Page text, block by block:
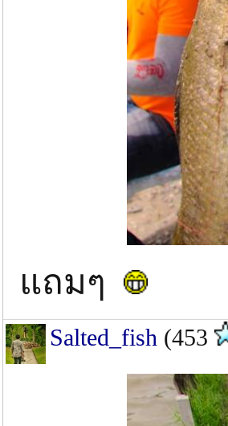
แถมๆ
Salted_fish (453